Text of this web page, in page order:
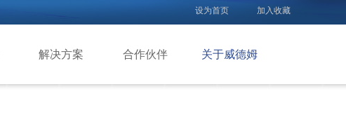
设为首页 加入收藏
解决方案 合作伙伴 关于威德姆